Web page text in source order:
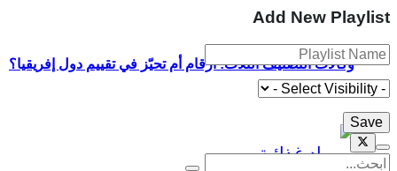
وكالات التصنيف الثلاث: أرقام أم تحيّز في تقييم دول إفريقيا؟
Add New Playlist